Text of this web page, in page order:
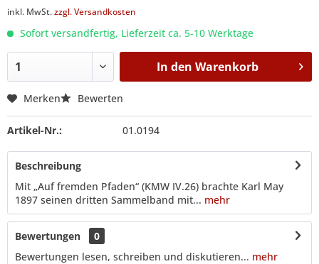
inkl. MwSt.zzgl. Versandkosten
Sofort versandfertig, Lieferzeit ca. 5-10 Werktage
In den Warenkorb
Merken Bewerten
Artikel-Nr.: 01.0194
Beschreibung
Mit „Auf fremden Pfaden“ (KMW IV.26) brachte Karl May
1897 seinen dritten Sammelband mit... mehr
Bewertungen
0
Bewertungen lesen, schreiben und diskutieren... mehr